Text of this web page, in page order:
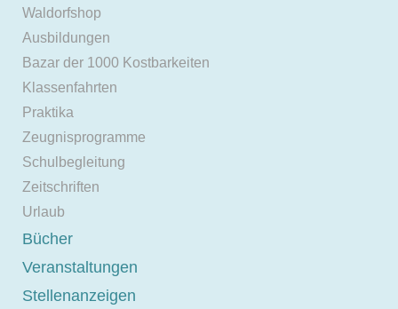
Waldorfshop
Ausbildungen
Bazar der 1000 Kostbarkeiten
Klassenfahrten
Praktika
Zeugnisprogramme
Schulbegleitung
Zeitschriften
Urlaub
Bücher
Veranstaltungen
Stellenanzeigen